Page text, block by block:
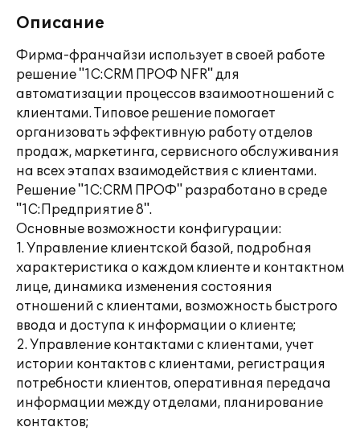
Описание
Фирма-франчайзи использует в своей работе
решение "1C:CRM ПРОФ NFR" для
автоматизации процессов взаимоотношений с
клиентами. Типовое решение помогает
организовать эффективную работу отделов
продаж, маркетинга, сервисного обслуживания
на всех этапах взаимодействия с клиентами.
Решение "1C:CRM ПРОФ" разработано в среде
"1С:Предприятие 8".
Основные возможности конфигурации:
1. Управление клиентской базой, подробная
характеристика о каждом клиенте и контактном
лице, динамика изменения состояния
отношений с клиентами, возможность быстрого
ввода и доступа к информации о клиенте;
2. Управление контактами с клиентами, учет
истории контактов с клиентами, регистрация
потребности клиентов, оперативная передача
информации между отделами, планирование
контактов;